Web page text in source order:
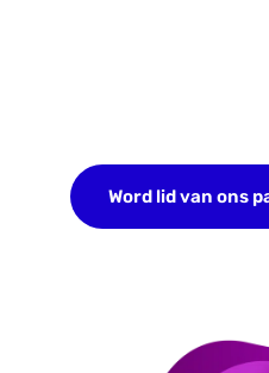
Word lid van ons